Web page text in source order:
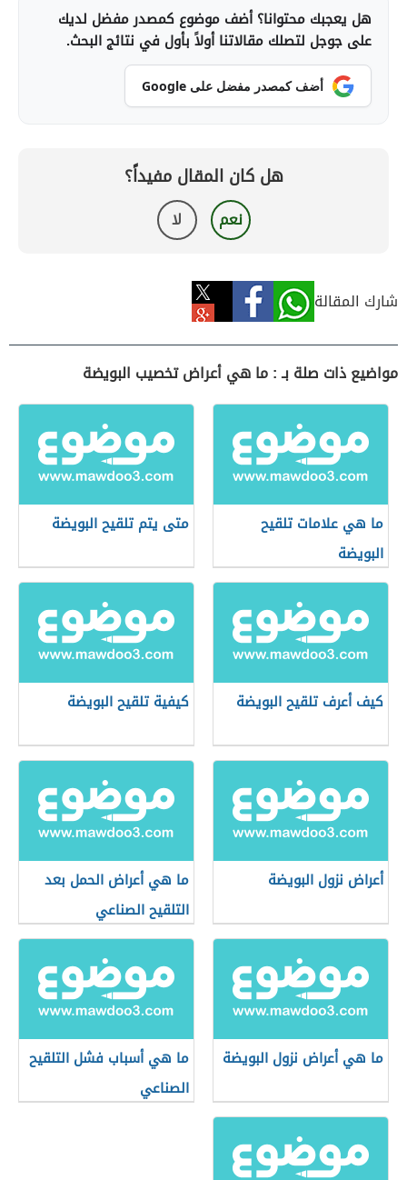
هل يعجبك محتوانا؟ أضف موضوع كمصدر مفضل لديك
على جوجل لتصلك مقالاتنا أولاً بأول في نتائج البحث.
أضف كمصدر مفضل على Google
هل كان المقال مفيداً؟
نعم لا
شارك المقالة
مواضيع ذات صلة بـ : ما هي أعراض تخصيب البويضة
ما هي علامات تلقيح
البويضة
متى يتم تلقيح البويضة
كيف أعرف تلقيح البويضة كيفية تلقيح البويضة
أعراض نزول البويضة
ما هي أعراض الحمل بعد
التلقيح الصناعي
ما هي أعراض نزول البويضة
ما هي أسباب فشل التلقيح
الصناعي